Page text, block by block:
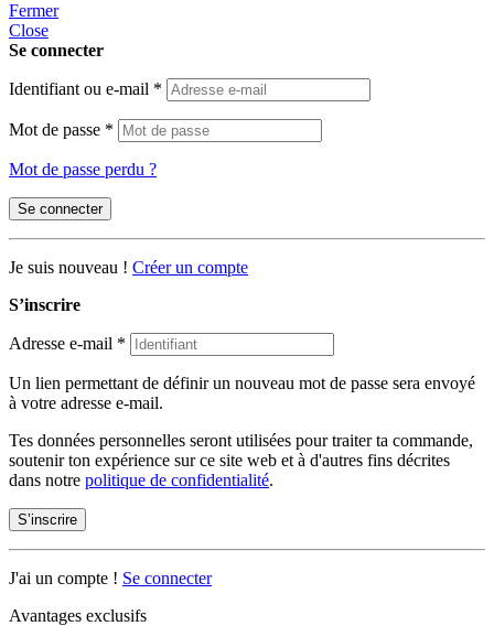
Fermer
Close
Se connecter
Identifiant ou e-mail *
Mot de passe *
Mot de passe perdu ?
Se connecter
Je suis nouveau ! Créer un compte
S’inscrire
Adresse e-mail *
Un lien permettant de définir un nouveau mot de passe sera envoyé
à votre adresse e-mail.
Tes données personnelles seront utilisées pour traiter ta commande,
soutenir ton expérience sur ce site web et à d'autres fins décrites
dans notre politique de confidentialité.
S’inscrire
J'ai un compte ! Se connecter
Avantages exclusifs